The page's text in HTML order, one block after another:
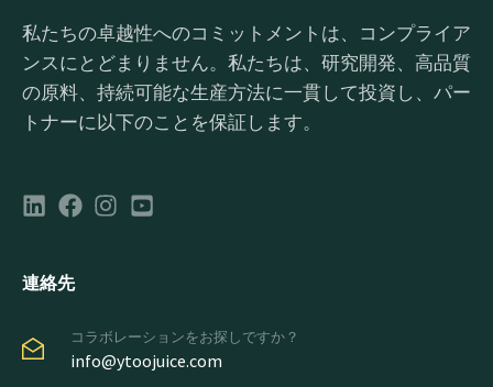
私たちの卓越性へのコミットメントは、コンプライア
ンスにとどまりません。私たちは、研究開発、高品質
の原料、持続可能な生産方法に一貫して投資し、パー
トナーに以下のことを保証します。
連絡先
コラボレーションをお探しですか？
info@ytoojuice.com